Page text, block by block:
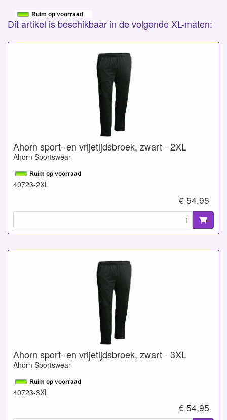
Dit artikel is beschikbaar in de volgende XL-maten:
Ahorn sport- en vrijetijdsbroek, zwart - 2XL
Ahorn Sportswear
40723-2XL
€ 54,95
Ahorn sport- en vrijetijdsbroek, zwart - 3XL
Ahorn Sportswear
40723-3XL
€ 54,95